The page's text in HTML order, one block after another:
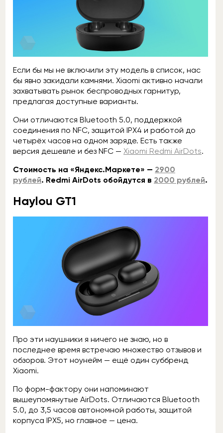
Если бы мы не включили эту модель в список, нас
бы явно закидали камнями. Xiaomi активно начали
захватывать рынок беспроводных гарнитур,
предлагая доступные варианты.
Они отличаются Bluetooth 5.0, поддержкой
соединения по NFC, защитой IPX4 и работой до
четырёх часов на одном заряде. Есть также
версия дешевле и без NFC — Xiaomi Redmi AirDots.
Стоимость на «Яндекс.Маркете» — 2900
рублей. Redmi AirDots обойдутся в 2000 рублей.
Haylou GT1
Про эти наушники я ничего не знаю, но в
последнее время встречаю множество отзывов и
обзоров. Этот ноунейм — ещё один суббренд
Xiaomi.
По форм-фактору они напоминают
вышеупомянутые AirDots. Отличаются Bluetooth
5.0, до 3,5 часов автономной работы, защитой
корпуса IPX5, но главное — цена.